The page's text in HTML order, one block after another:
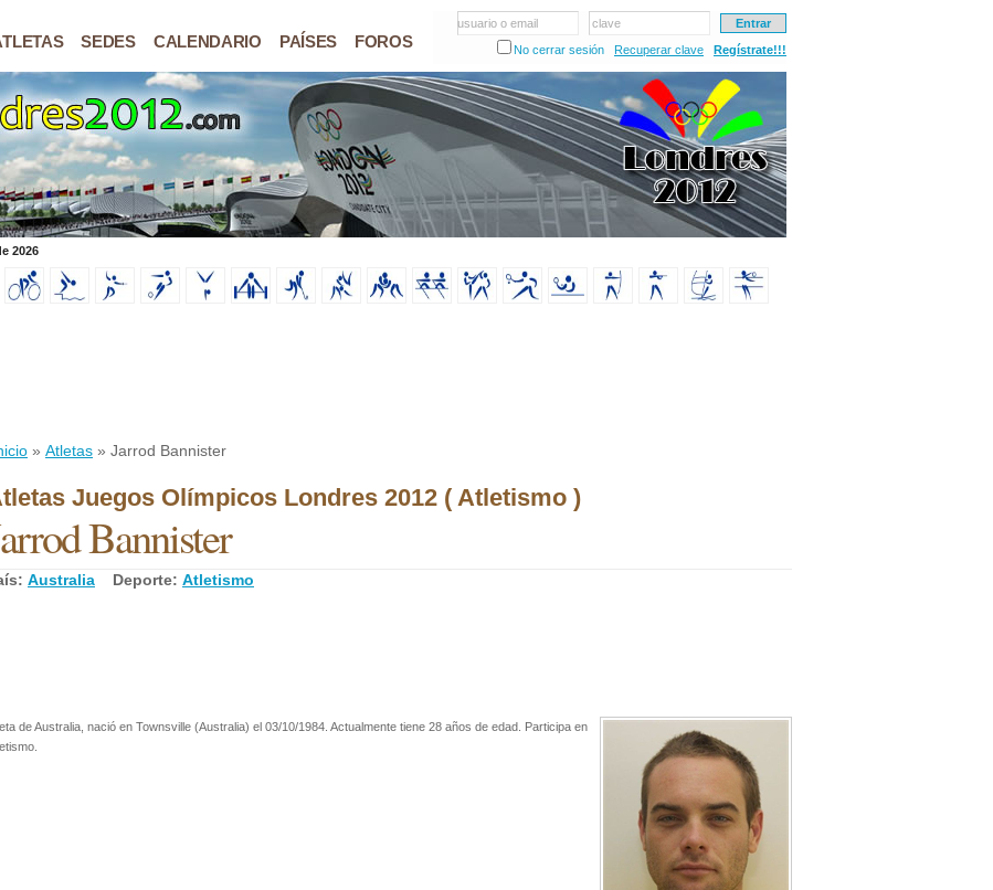
SEDES CALENDARIO PAÍSES FOROS
usuario o email
clave
No cerrar sesión
Recuperar clave Regístrate!!!
2026
» Atletas » Jarrod Bannister
Juegos Olímpicos Londres 2012 ( Atletismo )
Bannister
Australia Deporte: Atletismo
de Australia, nació en Townsville (Australia) el 03/10/1984. Actualmente tiene 28 años de edad. Participa en